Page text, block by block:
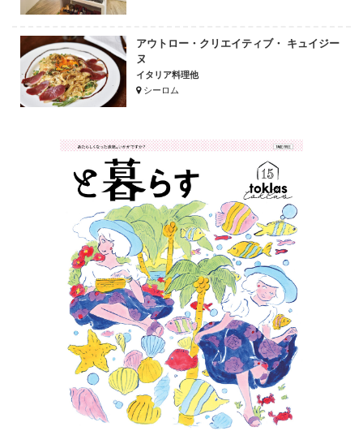
アウトロー・クリエイティブ・ キュイジー
ヌ
イタリア料理他
シーロム